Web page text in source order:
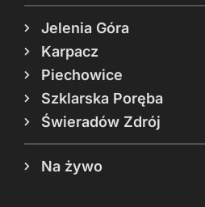
Jelenia Góra
Karpacz
Piechowice
Szklarska Poręba
Świeradów Zdrój
Na żywo